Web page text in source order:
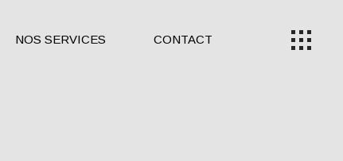
NOS SERVICES CONTACT